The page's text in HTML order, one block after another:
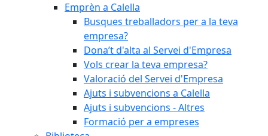
Emprèn a Calella
Busques treballadors per a la teva
empresa?
Dona’t d'alta al Servei d'Empresa
Vols crear la teva empresa?
Valoració del Servei d'Empresa
Ajuts i subvencions a Calella
Ajuts i subvencions - Altres
Formació per a empreses